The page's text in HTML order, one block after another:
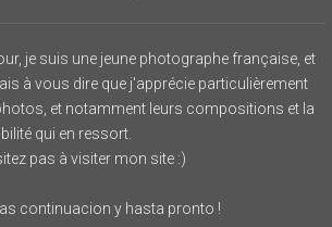
je suis une jeune photographe française, et
à vous dire que j'apprécie particulièrement
et notamment leurs compositions et la
qui en ressort.
pas à visiter mon site :)
continuacion y hasta pronto !